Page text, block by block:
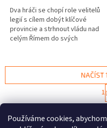
Používáme cookies,
5
hvězdiček.
Dva hráči se chopí role velitelů
legií s cílem dobýt klíčové
provincie a strhnout vládu nad
celým Římem do svých
krátkou...
NAČÍST
1
161